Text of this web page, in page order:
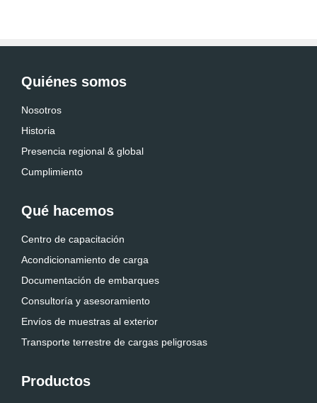
Quiénes somos
Nosotros
Historia
Presencia regional & global
Cumplimiento
Qué hacemos
Centro de capacitación
Acondicionamiento de carga
Documentación de embarques
Consultoría y asesoramiento
Envíos de muestras al exterior
Transporte terrestre de cargas peligrosas
Productos